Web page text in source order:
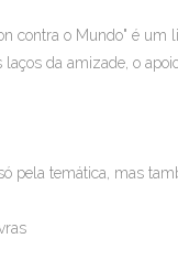
contra o Mundo" é um
da amizade, o
pela temática, mas